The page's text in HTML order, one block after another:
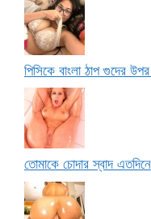
পিসিকে বাংলা ঠাপ গুদের
তোমাকে চোদার স্বাদ